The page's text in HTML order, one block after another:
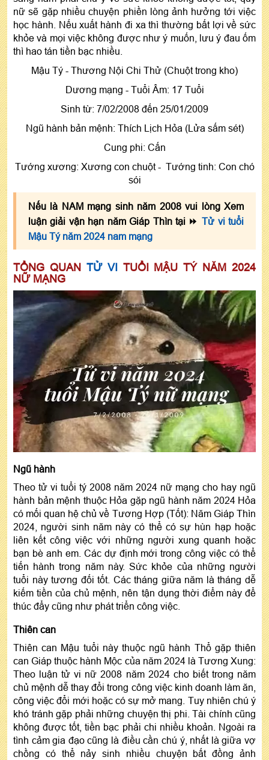
không?
Nữ tuổi Mậu Tý năm 2024 hợp màu nào?
nữ sẽ gặp nhiều chuyện phiền lòng ảnh hưởng tới việc
học hành. Nếu xuất hành đi xa thì thường bất lợi về sức
khỏe và mọi việc không được như ý muốn, lưu ý đau ốm
thì hao tán tiền bạc nhiều.
Mậu Tý - Thương Nội Chi Thử (Chuột trong kho)
Dương mạng - Tuổi Âm: 17 Tuổi
Sinh từ: 7/02/2008 đến 25/01/2009
Ngũ hành bản mệnh: Thích Lịch Hỏa (Lửa sấm sét)
Cung phi: Cấn
Tướng xương: Xương con chuột - Tướng tinh: Con chó
sói
Nếu là NAM mạng sinh năm 2008 vui lòng Xem
luận giải vận hạn năm Giáp Thìn tại ⏩Tử vi tuổi
Mậu Tý năm 2024 nam mạng
TỔNG QUAN TỬ VI TUỔI MẬU TÝ NĂM 2024
NỮ MẠNG
Ngũ hành
Theo tử vi tuổi tý 2008 năm 2024 nữ mạng cho hay ngũ
hành bản mệnh thuộc Hỏa gặp ngũ hành năm 2024 Hỏa
có mối quan hệ chủ về Tương Hợp (Tốt): Năm Giáp Thìn
2024, người sinh năm này có thể có sự hùn hạp hoặc
liên kết công việc với những người xung quanh hoặc
bạn bè anh em. Các dự định mới trong công việc có thể
tiến hành trong năm này. Sức khỏe của những người
tuổi này tương đối tốt. Các tháng giữa năm là tháng dễ
kiếm tiền của chủ mệnh, nên tận dụng thời điểm này để
thúc đẩy cũng như phát triển công việc.
Thiên can
Thiên can Mậu tuổi này thuộc ngũ hành Thổ gặp thiên
can Giáp thuộc hành Mộc của năm 2024 là Tương Xung:
Theo luận tử vi nữ 2008 năm 2024 cho biết trong năm
chủ mệnh dễ thay đổi trong công việc kinh doanh làm ăn,
công việc đổi mới hoặc có sự mở mang. Tuy nhiên chú ý
khó tránh gặp phải những chuyện thị phi. Tài chính cũng
không được tốt, tiền bạc phải chi nhiều khoản. Ngoài ra
tình cảm gia đạo cũng là điều cần chú ý, nhất là giữa vợ
chồng có thể nảy sinh nhiều chuyện bất đồng ảnh